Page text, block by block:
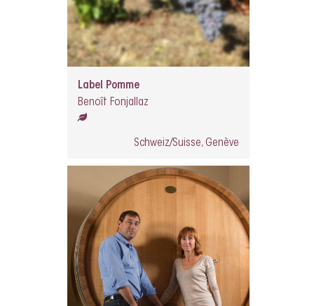
Label Pomme
Benoît Fonjallaz
Schweiz/Suisse, Genève